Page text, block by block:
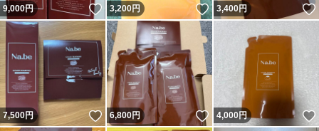
9,000円 いいね！
3,200円 いいね！
3,400円
7,500円 いいね！
6,800円 いいね！
4,000円